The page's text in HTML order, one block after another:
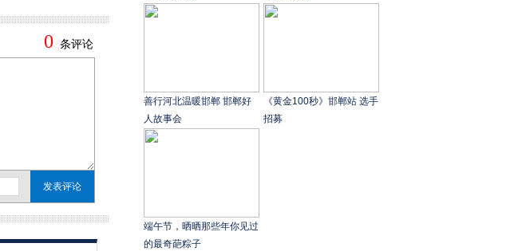
善行河北温暖邯郸 邯郸好
人故事会
《黄金100秒》邯郸站 选手
招募
端午节，晒晒那些年你见过
的最奇葩粽子